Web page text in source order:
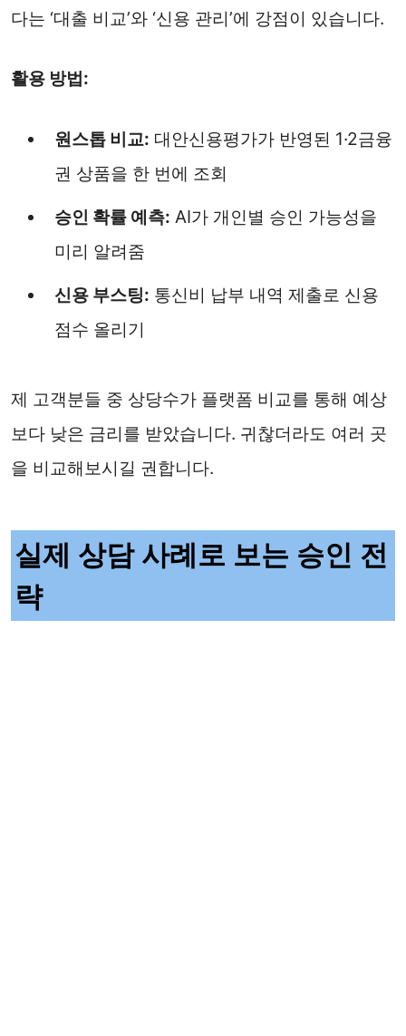
다는 ‘대출 비교’와 ‘신용 관리’에 강점이 있습니다.
활용 방법:
원스톱 비교: 대안신용평가가 반영된 1·2금융
권 상품을 한 번에 조회
승인 확률 예측: AI가 개인별 승인 가능성을
미리 알려줌
신용 부스팅: 통신비 납부 내역 제출로 신용
점수 올리기
제 고객분들 중 상당수가 플랫폼 비교를 통해 예상
보다 낮은 금리를 받았습니다. 귀찮더라도 여러 곳
을 비교해보시길 권합니다.
실제 상담 사례로 보는 승인 전
략